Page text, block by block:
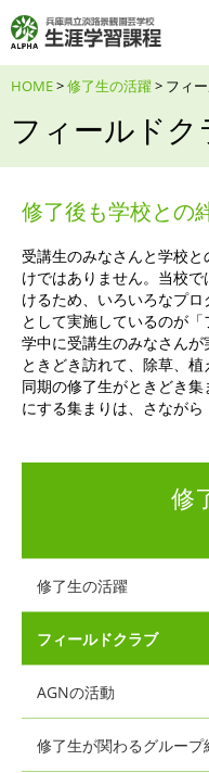
HOME>修了生の活躍> フィ
フィールドク
修了後も学校との
受講生のみなさんと学校
けではありません。当校
けるため、いろいろなプ
として実施しているのが
学中に受講生のみなさん
ときどき訪れて、除草、植
同期の修了生がときどき
にする集まりは、さながら
修
修了生の活躍
フィールドクラブ
AGNの活動
修了生が関わるグループ